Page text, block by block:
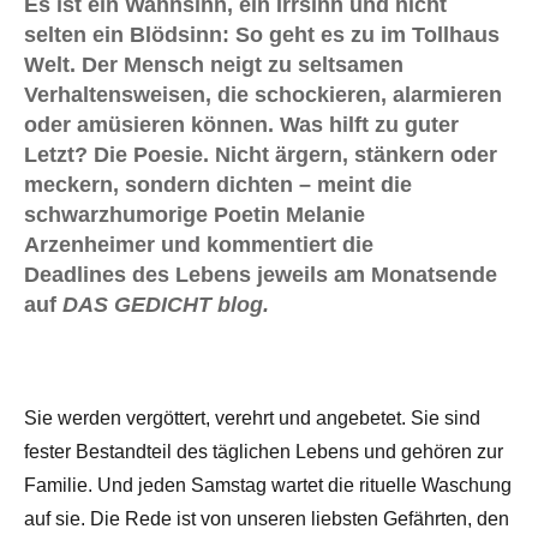
Es ist ein Wahnsinn, ein Irrsinn und nicht
selten ein Blödsinn: So geht es zu im Tollhaus
Welt. Der Mensch neigt zu seltsamen
Verhaltensweisen, die schockieren, alarmieren
oder amüsieren können. Was hilft zu guter
Letzt? Die Poesie. Nicht ärgern, stänkern oder
meckern, sondern dichten – meint die
schwarzhumorige Poetin Melanie
Arzenheimer und kommentiert die
Deadlines des Lebens jeweils am Monatsende
auf DAS GEDICHT blog.
Sie werden vergöttert, verehrt und angebetet. Sie sind
fester Bestandteil des täglichen Lebens und gehören zur
Familie. Und jeden Samstag wartet die rituelle Waschung
auf sie. Die Rede ist von unseren liebsten Gefährten, den